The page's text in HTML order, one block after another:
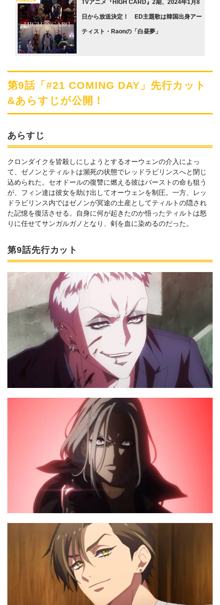
TVアニメ『HIGH CARD』2期、2024年1月8
日から放送決定！ ED主題歌は韓国出身アー
ティスト・Raonの「白昼夢」
第9話「#21 COMING DAY」先行カット
&あらすじが公開！
あらすじ
クロンダイクを皆殺しにしようとするオーウェンの介入によっ
て、ゼノンとティルトは瀕死の状態でレッドラビリンスへと閉じ
込められた。セオドールの復讐に燃える彼はバーストの命も狙う
が、フィン達は彼女を助け出してオーウェンを制圧。一方、レッ
ドラビリンス内ではゼノンが冥途の土産としてティルトの隠され
た記憶を復活させる。自身に何が起きたのか悟ったティルトは怒
りに任せてサンガルガノとなり、剣を血に染めるのだった。
第9話先行カット